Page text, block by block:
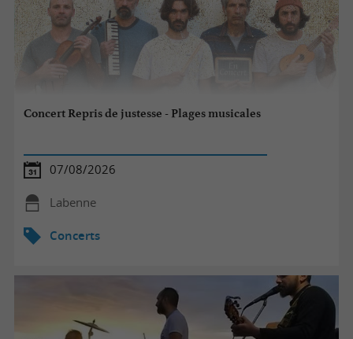
Concert Repris de justesse - Plages musicales
07/08/2026
Labenne
Concerts